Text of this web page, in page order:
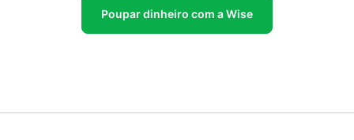
Poupar dinheiro com a Wise